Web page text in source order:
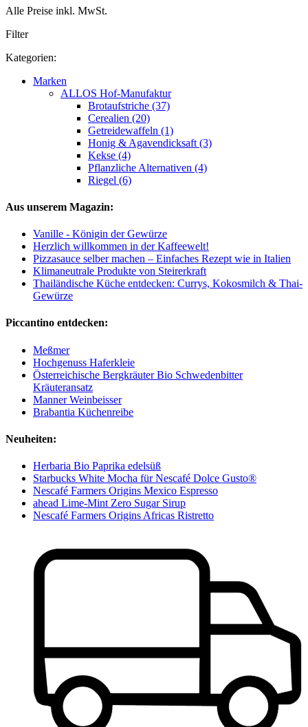
Alle Preise inkl. MwSt.
Filter
Kategorien:
Marken
ALLOS Hof-Manufaktur
Brotaufstriche (37)
Cerealien (20)
Getreidewaffeln (1)
Honig & Agavendicksaft (3)
Kekse (4)
Pflanzliche Alternativen (4)
Riegel (6)
Aus unserem Magazin:
Vanille - Königin der Gewürze
Herzlich willkommen in der Kaffeewelt!
Pizzasauce selber machen – Einfaches Rezept wie in Italien
Klimaneutrale Produkte von Steirerkraft
Thailändische Küche entdecken: Currys, Kokosmilch & Thai-
Gewürze
Piccantino entdecken:
Meßmer
Hochgenuss Haferkleie
Österreichische Bergkräuter Bio Schwedenbitter
Kräuteransatz
Manner Weinbeisser
Brabantia Küchenreibe
Neuheiten:
Herbaria Bio Paprika edelsüß
Starbucks White Mocha für Nescafé Dolce Gusto®
Nescafé Farmers Origins Mexico Espresso
ahead Lime-Mint Zero Sugar Sirup
Nescafé Farmers Origins Africas Ristretto